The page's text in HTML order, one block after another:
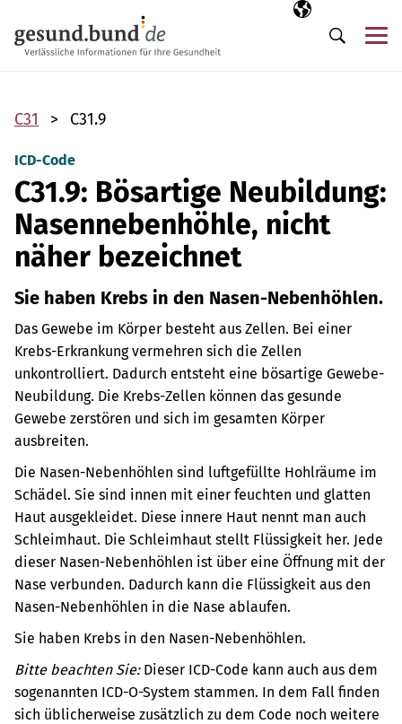
Ausgewählte
DE
Suche
C31 C31.9
ICD-Code
C31.9: Bösartige Neubildung:
Nasennebenhöhle, nicht
näher bezeichnet
Sie haben Krebs in den Nasen-Nebenhöhlen.
Das Gewebe im Körper besteht aus Zellen. Bei einer
Krebs-Erkrankung vermehren sich die Zellen
unkontrolliert. Dadurch entsteht eine bösartige Gewebe-
Neubildung. Die Krebs-Zellen können das gesunde
Gewebe zerstören und sich im gesamten Körper
ausbreiten.
Die Nasen-Nebenhöhlen sind luftgefüllte Hohlräume im
Schädel. Sie sind innen mit einer feuchten und glatten
Haut ausgekleidet. Diese innere Haut nennt man auch
Schleimhaut. Die Schleimhaut stellt Flüssigkeit her. Jede
dieser Nasen-Nebenhöhlen ist über eine Öffnung mit der
Nase verbunden. Dadurch kann die Flüssigkeit aus den
Nasen-Nebenhöhlen in die Nase ablaufen.
Sie haben Krebs in den Nasen-Nebenhöhlen.
Bitte beachten Sie:Dieser ICD-Code kann auch aus dem
sogenannten ICD-O-System stammen. In dem Fall finden
sich üblicherweise zusätzlich zu dem Code noch weitere